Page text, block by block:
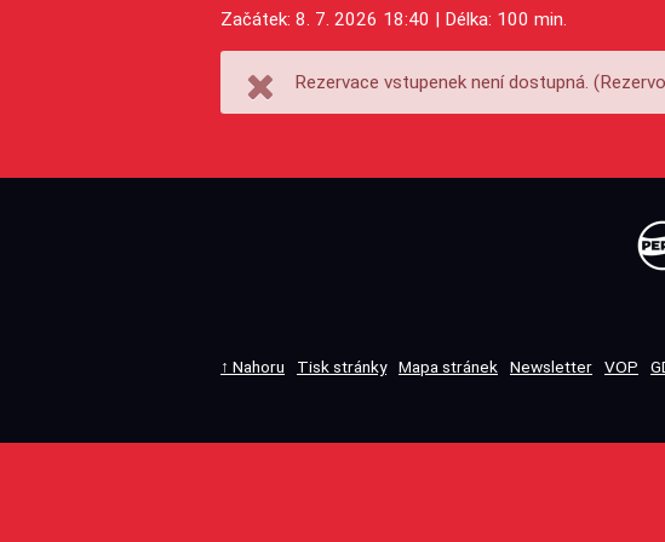
Začátek: 8. 7. 2026 18:40 | Délka: 100 min.
Rezervace vstupenek není dostupná.
↑ Nahoru Tisk stránky Mapa stránek Newsletter VOP